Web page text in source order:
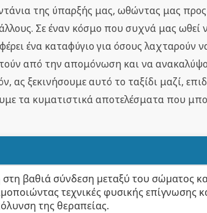
της ύπαρξής μας, ωθώντας μας
Σε έναν κόσμο που συχνά μας ωθεί
ένα καταφύγιο για όσους λαχταρούν
από την απομόνωση και να
ξεκινήσουμε αυτό το ταξίδι μαζί,
τα κυματιστικά αποτελέσματα που
βαθιά σύνδεση μεταξύ του σώματος
τεχνικές φυσικής επίγνωσης
της θεραπείας.